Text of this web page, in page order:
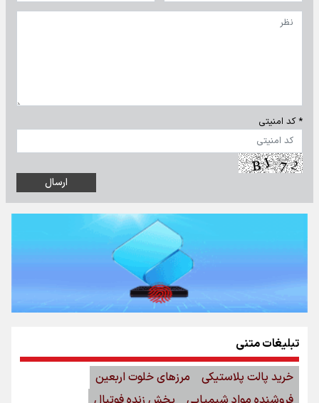
* کد امنیتی
تبلیغات متنی
خرید پالت پلاستیکی
مرزهای خلوت اربعین